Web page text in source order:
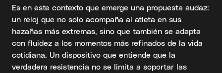
Es en este contexto que emerge una propuesta audaz:
un reloj que no solo acompaña al atleta en sus
hazañas más extremas, sino que también se adapta
con fluidez a los momentos más refinados de la vida
cotidiana. Un dispositivo que entiende que la
verdadera resistencia no se limita a soportar las